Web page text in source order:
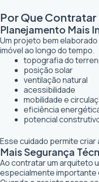
Por Que
Planejamento Mais
Um projeto bem
imóvel ao longo do tempo.
topografia do
posição solar
ventilação natural
acessibilidade
mobilidade e
eficiência
potencial
Esse cuidado permite
Mais Segurança
Ao contratar um arquiteto
especialmente importante